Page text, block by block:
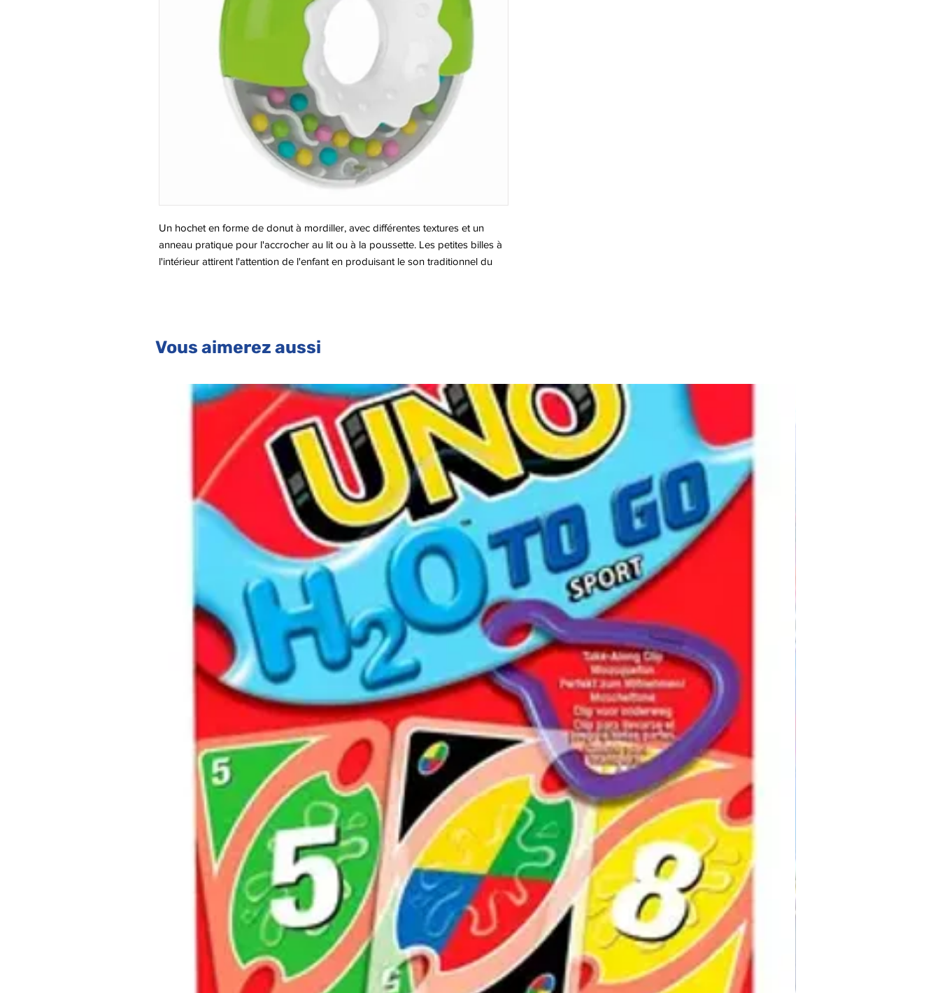
Un hochet en forme de donut à mordiller, avec différentes textures et un
anneau pratique pour l'accrocher au lit ou à la poussette. Les petites billes à
l'intérieur attirent l'attention de l'enfant en produisant le son traditionnel du
Vous aimerez aussi